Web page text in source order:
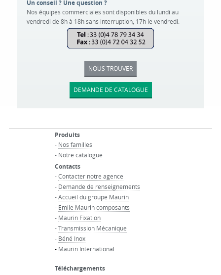
Un conseil ? Une question ?
Nos équipes commerciales sont disponibles du lundi au
vendredi de 8h à 18h sans interruption, 17h le vendredi.
NOUS TROUVER
DEMANDE DE CATALOGUE
Produits
- Nos familles
- Notre catalogue
Contacts
-Contacter notre agence
- Demande de renseignements
-Accueil du groupe Maurin
- Emile Maurin composants
- Maurin Fixation
-Transmission Mécanique
- Béné Inox
- Maurin International
Téléchargements